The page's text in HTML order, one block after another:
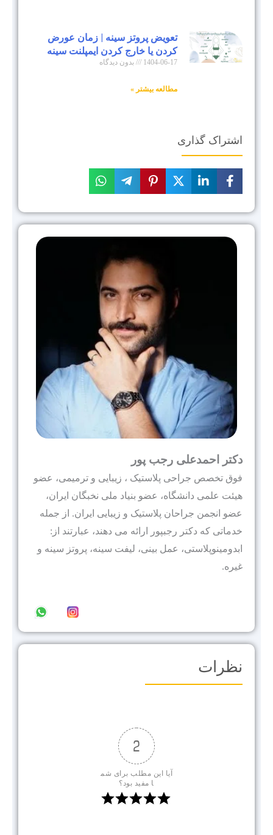
تعویض پروتز سینه | زمان عورض
کردن یا خارج کردن ایمپلنت سینه
1404-06-17 بدون دیدگاه
مطالعه بیشتر »
اشتراک گذاری
دکتر احمدعلی رجب پور
فوق تخصص جراحی پلاستیک ، زیبایی و ترمیمی، عضو
هيئت علمى دانشگاه، عضو بنیاد ملی نخبگان ایران،
عضو انجمن جراحان پلاستیک و زیبایی ایران. از جمله
خدماتی که دکتر رجبپور ارائه می دهند، عبارتند از:
ابدومینوپلاستی، عمل بینی، لیفت سینه، پروتز سینه و
غیره.
نظرات
2
آیا این مطلب برای شم
ا مفید بود؟